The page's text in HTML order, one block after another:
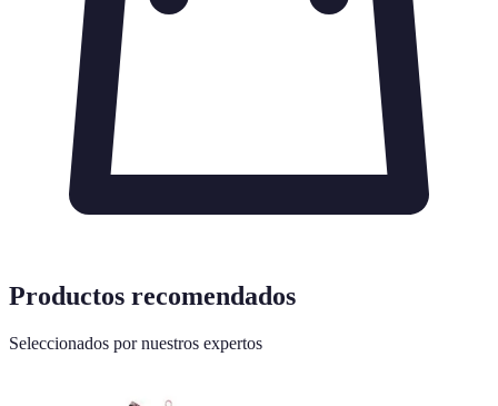
Productos recomendados
Seleccionados por nuestros expertos